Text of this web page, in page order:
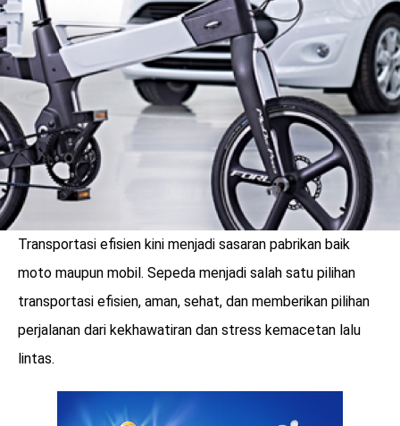
benefit
menarik
Transportasi efisien kini menjadi sasaran pabrikan baik
moto maupun mobil. Sepeda menjadi salah satu pilihan
transportasi efisien, aman, sehat, dan memberikan pilihan
perjalanan dari kekhawatiran dan stress kemacetan lalu
lintas.